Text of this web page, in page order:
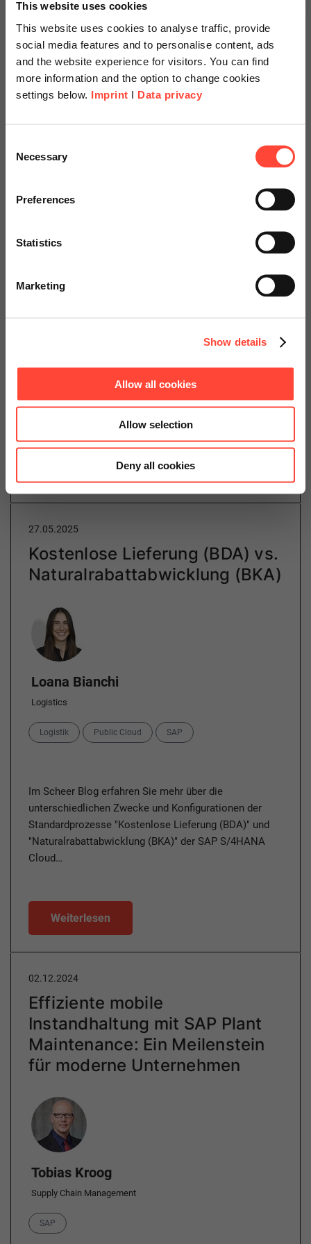
This website uses cookies
This website uses cookies to analyse traffic, provide
social media features and to personalise content, ads
and the website experience for visitors. You can find
more information and the option to change cookies
settings below. Imprint I Data privacy
Selection
Necessary
Preferences
Statistics
Marketing
Show details
Allow all cookies
Allow selection
Deny all cookies
28.05.2025
Dr. Ursina Brack
den Projekterfolg zu sichern. Wir unterstützen Sie
dabei, Ihr Projekt zu langfristigem Erfolg zu…
27.05.2025
Kostenlose Lieferung (BDA) vs.
Naturalrabattabwicklung (BKA)
Author
Loana Bianchi
Logistics
Categories
Logistik Public Cloud SAP
Im Scheer Blog erfahren Sie mehr über die
unterschiedlichen Zwecke und Konfigurationen der
Standardprozesse "Kostenlose Lieferung (BDA)" und
"Naturalrabattabwicklung (BKA)" der SAP S/4HANA
Cloud…
Weiterlesen
02.12.2024
Effiziente mobile
Instandhaltung mit SAP Plant
Maintenance: Ein Meilenstein
für moderne Unternehmen
Author
Tobias Kroog
Supply Chain Management
Category
SAP
specially adapted offers and